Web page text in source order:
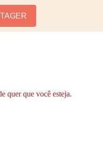
quer que você esteja.